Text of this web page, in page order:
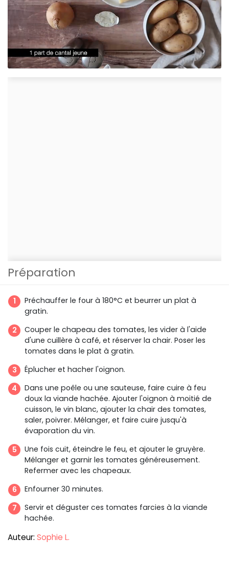
Préparation
Préchauffer le four à 180°C et beurrer un plat à
gratin.
Couper le chapeau des tomates, les vider à l'aide
d'une cuillère à café, et réserver la chair. Poser les
tomates dans le plat à gratin.
Éplucher et hacher l'oignon.
Dans une poêle ou une sauteuse, faire cuire à feu
doux la viande hachée. Ajouter l'oignon à moitié de
cuisson, le vin blanc, ajouter la chair des tomates,
saler, poivrer. Mélanger, et faire cuire jusqu'à
évaporation du vin.
Une fois cuit, éteindre le feu, et ajouter le gruyère.
Mélanger et garnir les tomates généreusement.
Refermer avec les chapeaux.
Enfourner 30 minutes.
Servir et déguster ces tomates farcies à la viande
hachée.
Auteur: Sophie L.